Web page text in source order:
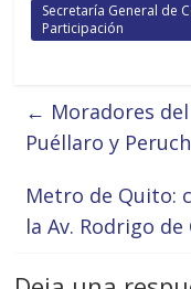
Secretaría General de
Participación
← Moradores
Puéllaro y
Metro de Quito:
la Av. Rodrigo